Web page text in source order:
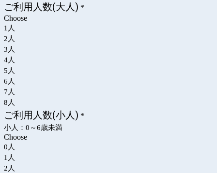
ご利用人数(大人) *
Choose
1人
2人
3人
4人
5人
6人
7人
8人
ご利用人数(小人) *
小人：0～6歳未満
Choose
0人
1人
2人